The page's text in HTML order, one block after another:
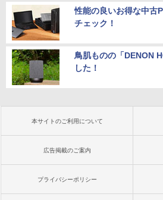
性能の良いお得な中古
チェック！
鳥肌ものの「DENON
した！
本サイトのご利用について
広告掲載のご案内
プライバシーポリシー